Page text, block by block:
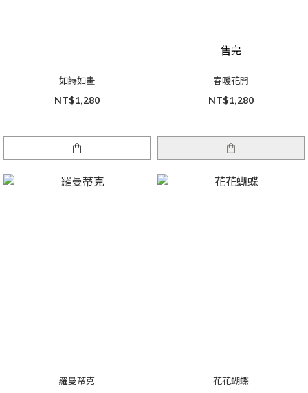
如詩如畫
NT$1,280
售完
春暖花開
NT$1,280
羅曼蒂克 花花蝴蝶